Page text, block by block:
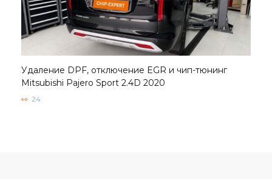
Удаление DPF, отключение EGR и чип-тюнинг
Mitsubishi Pajero Sport 2.4D 2020
24